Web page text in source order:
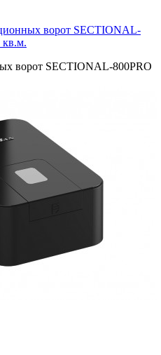
ворот SECTIONAL-
кв.м.
ворот SECTIONAL-800PRO